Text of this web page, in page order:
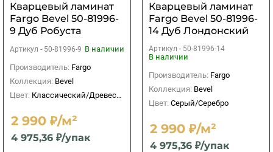
Кварцевый ламинат
Fargo Bevel 50-81996-
9 Дуб Робуста
Артикул - 50-81996-9 В наличии
Производитель: Fargo
Коллекция: Bevel
Цвет: Классический/Древесный
2 990 ₽/м²
4 975,36 ₽/упак
Кварцевый ламинат
Fargo Bevel 50-81996-
14 Дуб Лондонский
Туман
Артикул - 50-81996-14
В наличии
Производитель: Fargo
Коллекция: Bevel
Цвет: Серый/Серебро
2 990 ₽/м²
4 975,36 ₽/упак